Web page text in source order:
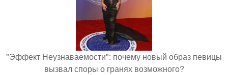
"Эффект Неузнаваемости": почему новый образ певицы
вызвал споры о гранях возможного?